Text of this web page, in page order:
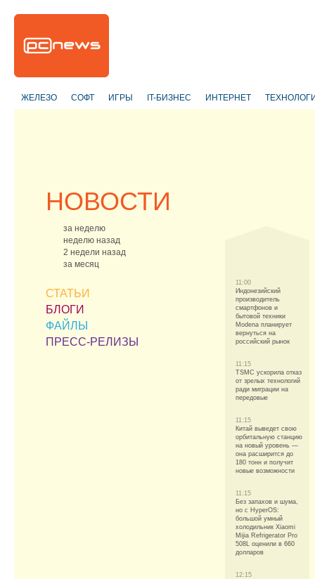
ЖЕЛЕЗО СОФТ ИГРЫ IT-БИЗНЕС ИНТЕРНЕТ
НОВОСТИ
за неделю
неделю назад
2 недели назад
за месяц
СТАТЬИ
БЛОГИ
ФАЙЛЫ
ПРЕСС-РЕЛИЗЫ
11:00
Индонезийский
производитель
смартфонов и
бытовой техники
Modena планирует
вернуться на
российский рынок
11:15
TSMC ускорила отказ
от зрелых технологий
ради миграции на
передовые
11:15
Китай выведет свою
орбитальную станцию
на новый уровень —
она расширится до
180 тонн и получит
новые возможности
11:15
Без запахов и шума,
но с HyperOS:
большой умный
холодильник Xiaomi
Mijia Refrigerator Pro
508L оценили в 660
долларов
12:15